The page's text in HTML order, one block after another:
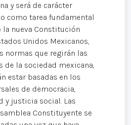
y será de carácter
como tarea fundamental
la nueva Constitución
Unidos Mexicanos,
normas que regirán las
de la sociedad mexicana,
estar basadas en los
de democracia,
y justicia social. Las
Constituyente se